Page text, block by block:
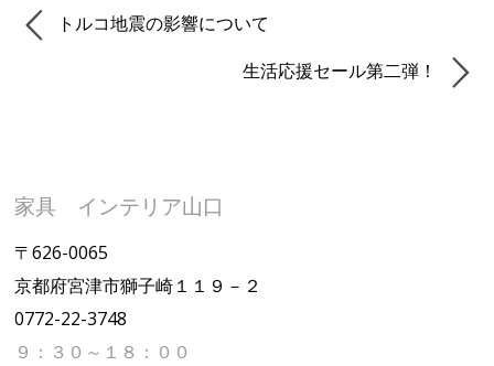
トルコ地震の影響について
生活応援セール第二弾！
家具 インテリア山口
〒626-0065
京都府宮津市獅子崎１１９－２
0772-22-3748
９：３０～１８：００